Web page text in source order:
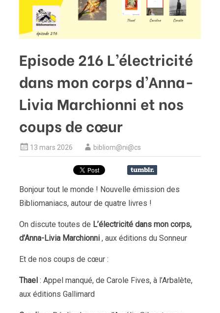
Episode 216 L’électricité
dans mon corps d’Anna-
Livia Marchionni et nos
coups de cœur
13 mars 2026 bibliom@ni@cs
Bonjour tout le monde ! Nouvelle émission des
Bibliomaniacs, autour de quatre livres !
On discute toutes de L’électricité dans mon corps,
d’Anna-Livia Marchionni, aux éditions du Sonneur
Et de nos coups de cœur :
Thael: Appel manqué, de Carole Fives, à l’Arbalète,
aux éditions Gallimard